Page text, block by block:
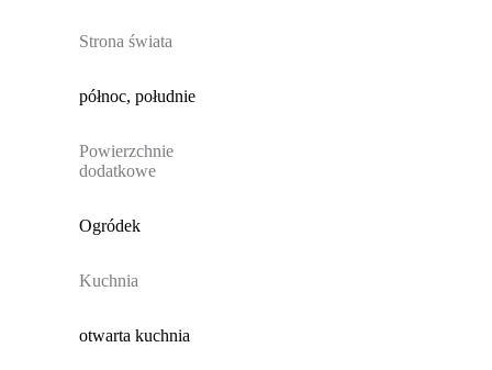
Strona świata
północ, południe
Powierzchnie
dodatkowe
Ogródek
Kuchnia
otwarta kuchnia